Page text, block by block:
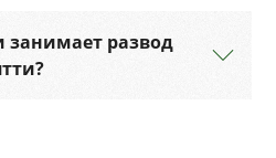
занимает развод